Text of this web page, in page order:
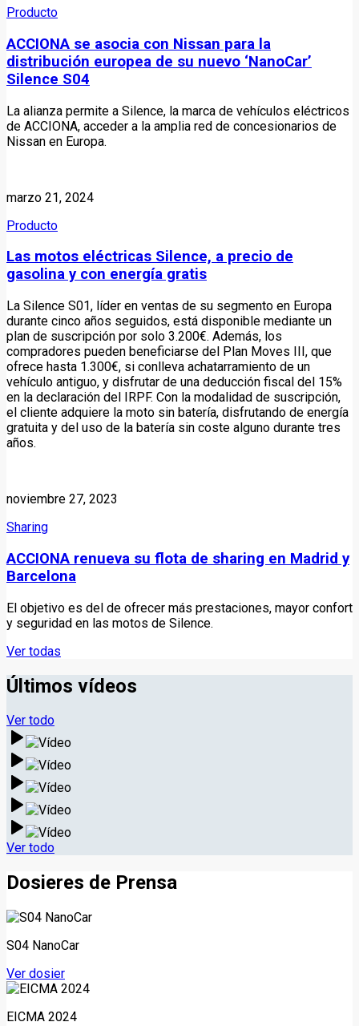
Producto
ACCIONA se asocia con Nissan para la
distribución europea de su nuevo ‘NanoCar’
Silence S04
La alianza permite a Silence, la marca de vehículos eléctricos
de ACCIONA, acceder a la amplia red de concesionarios de
Nissan en Europa.
marzo 21, 2024
Producto
Las motos eléctricas Silence, a precio de
gasolina y con energía gratis
La Silence S01, líder en ventas de su segmento en Europa
durante cinco años seguidos, está disponible mediante un
plan de suscripción por solo 3.200€. Además, los
compradores pueden beneficiarse del Plan Moves III, que
ofrece hasta 1.300€, si conlleva achatarramiento de un
vehículo antiguo, y disfrutar de una deducción fiscal del 15%
en la declaración del IRPF. Con la modalidad de suscripción,
el cliente adquiere la moto sin batería, disfrutando de energía
gratuita y del uso de la batería sin coste alguno durante tres
años.
noviembre 27, 2023
Sharing
ACCIONA renueva su flota de sharing en Madrid y
Barcelona
El objetivo es del de ofrecer más prestaciones, mayor confort
y seguridad en las motos de Silence.
Ver todas
Últimos vídeos
Ver todo
Ver todo
Dosieres de Prensa
S04 NanoCar
Ver dosier
EICMA 2024